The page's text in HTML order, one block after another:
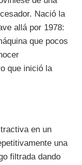
Nació la
allá por 1978:
que pocos
que inició la
en un
una
filtrada dando